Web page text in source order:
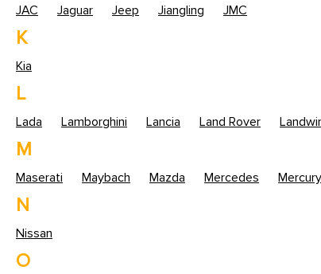
JAC Jaguar Jeep Jiangling JMC
K
Kia
L
Lada Lamborghini Lancia Land Rover
M
Maserati Maybach Mazda Mercedes Mercury
N
Nissan
O